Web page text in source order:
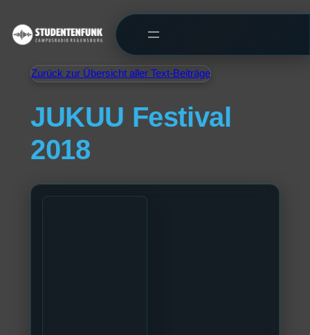
Zurück zur Übersicht aller Text-Beiträge
JUKUU Festival
2018